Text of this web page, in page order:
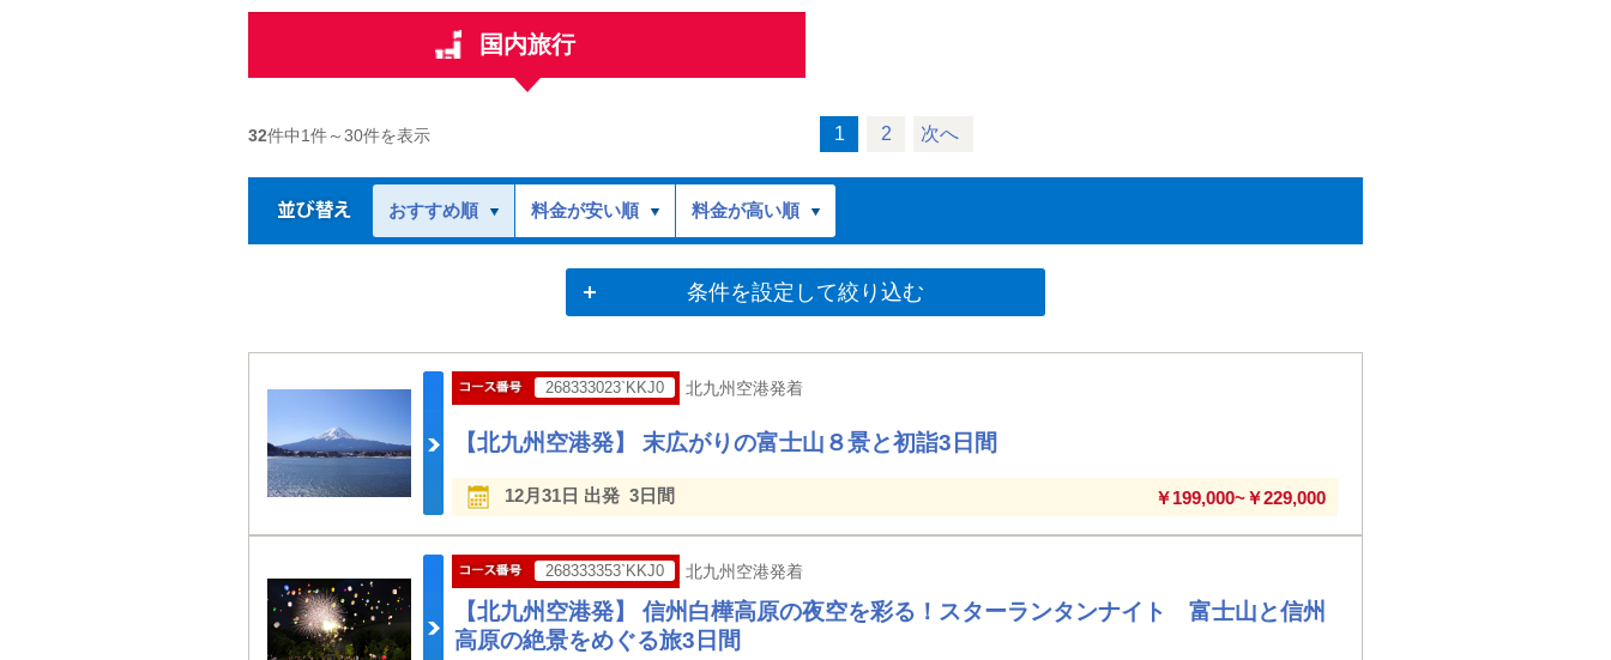
国内旅行
32件中1件～30件を表示 1 2 次へ
おすすめ順 料金が安い順 料金が高い順
条件を設定して絞り込む
268333023`KKJ0 北九州空港発着
【北九州空港発】 末広がりの富士山８景と初詣3日間
12月31日 出発 3日間 ￥199,000~￥229,000
268333353`KKJ0 北九州空港発着
【北九州空港発】 信州白樺高原の夜空を彩る！スターランタンナイト 富士山と信州
高原の絶景をめぐる旅3日間